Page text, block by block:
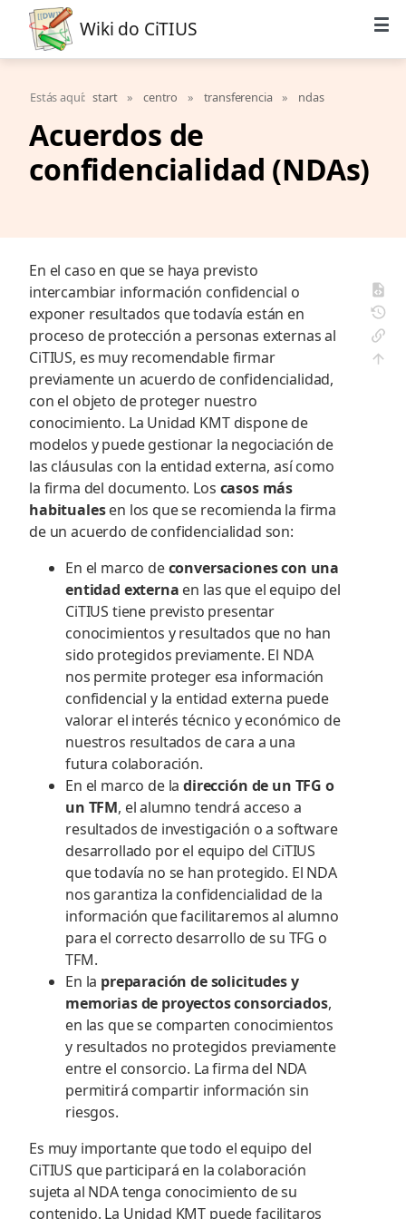
Wiki do CiTIUS
Estás aquí: start » centro » transferencia » ndas
Acuerdos de
confidencialidad (NDAs)
En el caso en que se haya previsto
intercambiar información confidencial o
exponer resultados que todavía están en
proceso de protección a personas externas al
CiTIUS, es muy recomendable firmar
previamente un acuerdo de confidencialidad,
con el objeto de proteger nuestro
conocimiento. La Unidad KMT dispone de
modelos y puede gestionar la negociación de
las cláusulas con la entidad externa, así como
la firma del documento. Los casos más
habitualesen los que se recomienda la firma
de un acuerdo de confidencialidad son:
En el marco deconversaciones con una
entidad externa en las que el equipo del
CiTIUS tiene previsto presentar
conocimientos y resultados que no han
sido protegidos previamente. El NDA
nos permite proteger esa información
confidencial y la entidad externa puede
valorar el interés técnico y económico de
nuestros resultados de cara a una
futura colaboración.
En el marco de ladirección de un TFG o
un TFM, el alumno tendrá acceso a
resultados de investigación o a software
desarrollado por el equipo del CiTIUS
que todavía no se han protegido. El NDA
nos garantiza la confidencialidad de la
información que facilitaremos al alumno
para el correcto desarrollo de su TFG o
TFM.
En la preparación de solicitudes y
memorias de proyectos consorciados,
en las que se comparten conocimientos
y resultados no protegidos previamente
entre el consorcio. La firma del NDA
permitirá compartir información sin
riesgos.
Es muy importante que todo el equipo del
CiTIUS que participará en la colaboración
sujeta al NDA tenga conocimiento de su
contenido. La Unidad KMT puede facilitaros